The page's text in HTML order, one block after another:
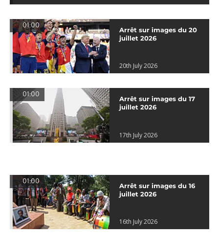
01:00
Arrêt sur images du 20
juillet 2026
20th July 2026
01:00
Arrêt sur images du 17
juillet 2026
17th July 2026
01:00
Arrêt sur images du 16
juillet 2026
16th July 2026